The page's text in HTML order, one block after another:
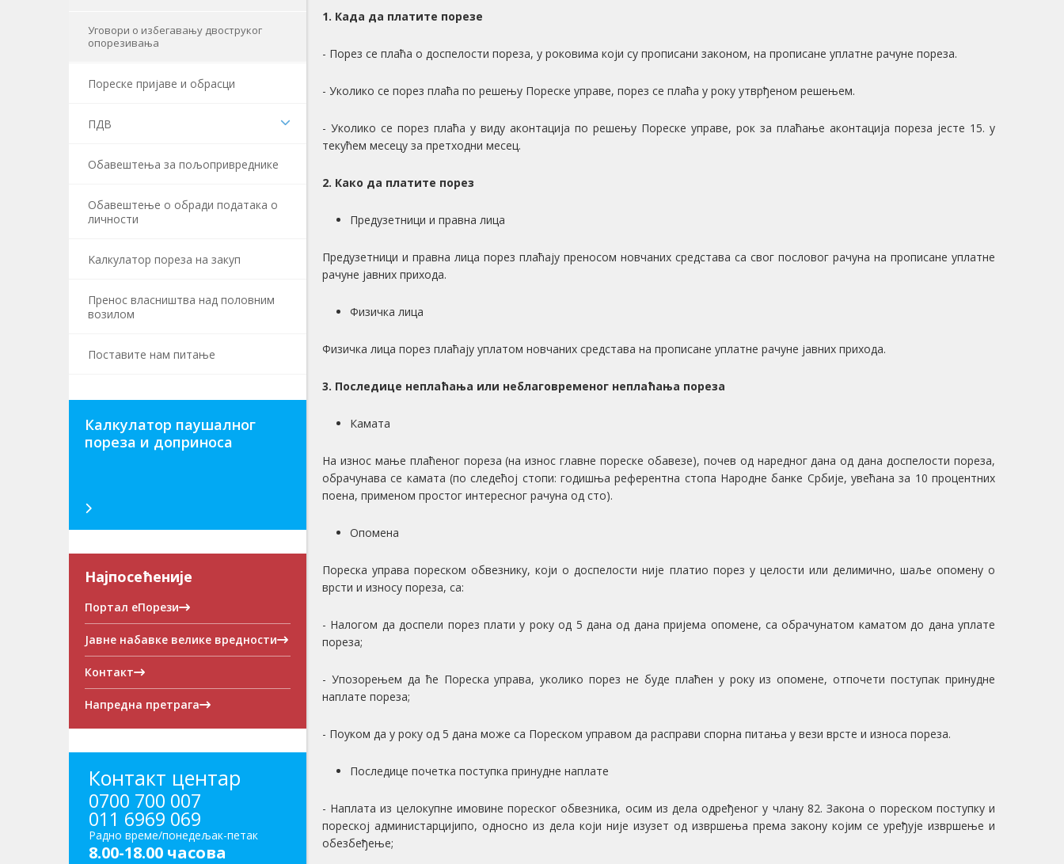
Уговори о избегавању двоструког
опорезивања
Пореске пријаве и обрасци
ПДВ
Обавештења за пољопривреднике
Обавештење о обради података о
личности
Kалкулатор пореза на закуп
Пренос власништва над половним
возилом
Поставите нам питање
Калкулатор паушалног
пореза и доприноса
Најпосећеније
Портал еПорези
Јавне набавке велике вредности
Контакт
Напредна претрага
Контакт центар
0700 700 007
011 6969 069
Радно време/понедељак-петак
8.00-18.00 часова
1. Када да платите порезе
- Порез се плаћа о доспелости пореза, у роковима који су прописани законом, на прописане уплатне рачуне пореза.
- Уколико се порез плаћа по решењу Пореске управе, порез се плаћа у року утврђеном решењем.
- Уколико се порез плаћа у виду аконтација по решењу Пореске управе, рок за плаћање аконтација пореза јесте 15. у
текућем месецу за претходни месец.
2. Како да платите порез
Предузетници и правна лица
Предузетници и правна лица порез плаћају преносом новчаних средстава са свог пословог рачуна на прописане уплатне
рачуне јавних прихода.
Физичка лица
Физичка лица порез плаћају уплатом новчаних средстава на прописане уплатне рачуне јавних прихода.
3. Последице неплаћања или неблаговременог неплаћања пореза
Камата
На износ мање плаћеног пореза (на износ главне пореске обавезе), почев од наредног дана од дана доспелости пореза,
обрачунава се камата (по следећој стопи: годишња референтна стопа Народне банке Србије, увећана за 10 процентних
поена, применом простог интересног рачуна од сто).
Опомена
Пореска управа пореском обвезнику, који о доспелости није платио порез у целости или делимично, шаље опомену о
врсти и износу пореза, са:
- Налогом да доспели порез плати у року од 5 дана од дана пријема опомене, са обрачунатом каматом до дана уплате
пореза;
- Упозорењем да ће Пореска управа, уколико порез не буде плаћен у року из опомене, отпочети поступак принудне
наплате пореза;
- Поуком да у року од 5 дана може са Пореском управом да расправи спорна питања у вези врсте и износа пореза.
Последице почетка поступка принудне наплате
- Наплата из целокупне имовине пореског обвезника, осим из дела одређеног у члану 82. Закона о пореском поступку и
пореској администарцијипо, односно из дела који није изузет од извршења према закону којим се уређује извршење и
обезбеђење;